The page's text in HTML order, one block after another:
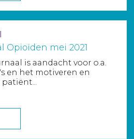
Opioïden mei 2021
is aandacht voor o.a.
en het motiveren en